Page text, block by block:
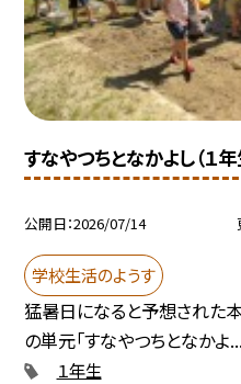
すなやつちとなかよし（１年
公開日 2026/07/14
学校生活のようす
猛暑日になると予想された
の単元「すなやつちとなかよ...
１年生